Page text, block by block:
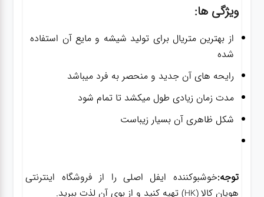
ویژگی ها:
از بهترین متریال برای تولید شیشه و مایع آن استفاده
شده
رایحه های آن جدید و منحصر به فرد میباشد
مدت زمان زیادی طول میکشد تا تمام شود
شکل ظاهری آن بسیار زیباست
توجه:خوشبوکننده ایفل اصلی را از فروشگاه اینترنتی
هویان کالا(HK) تهیه کنید و از بوی آن لذت ببرید.